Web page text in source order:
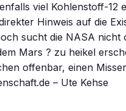
viel Kohlenstoff-12
Hinweis auf die
sucht die NASA nicht
Mars ? zu heikel
offenbar, einen
– Ute Kehse